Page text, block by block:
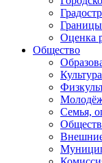
Оценка
Общество
Культура
Семья,